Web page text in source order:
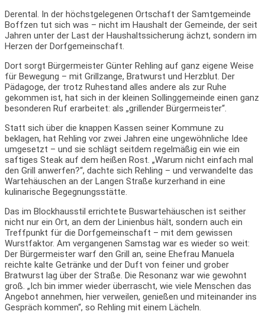
Derental. In der höchstgelegenen Ortschaft der Samtgemeinde
Boffzen tut sich was – nicht im Haushalt der Gemeinde, der seit
Jahren unter der Last der Haushaltssicherung ächzt, sondern im
Herzen der Dorfgemeinschaft.
Dort sorgt Bürgermeister Günter Rehling auf ganz eigene Weise
für Bewegung – mit Grillzange, Bratwurst und Herzblut. Der
Pädagoge, der trotz Ruhestand alles andere als zur Ruhe
gekommen ist, hat sich in der kleinen Sollinggemeinde einen ganz
besonderen Ruf erarbeitet: als „grillender Bürgermeister“.
Statt sich über die knappen Kassen seiner Kommune zu
beklagen, hat Rehling vor zwei Jahren eine ungewöhnliche Idee
umgesetzt – und sie schlägt seitdem regelmäßig ein wie ein
saftiges Steak auf dem heißen Rost. „Warum nicht einfach mal
den Grill anwerfen?“, dachte sich Rehling – und verwandelte das
Wartehäuschen an der Langen Straße kurzerhand in eine
kulinarische Begegnungsstätte.
Das im Blockhausstil errichtete Buswartehäuschen ist seither
nicht nur ein Ort, an dem der Linienbus hält, sondern auch ein
Treffpunkt für die Dorfgemeinschaft – mit dem gewissen
Wurstfaktor. Am vergangenen Samstag war es wieder so weit:
Der Bürgermeister warf den Grill an, seine Ehefrau Manuela
reichte kalte Getränke und der Duft von feiner und grober
Bratwurst lag über der Straße. Die Resonanz war wie gewohnt
groß. „Ich bin immer wieder überrascht, wie viele Menschen das
Angebot annehmen, hier verweilen, genießen und miteinander ins
Gespräch kommen“, so Rehling mit einem Lächeln.